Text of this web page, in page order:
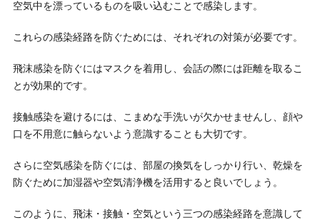
空気中を漂っているものを吸い込むことで感染します。
これらの感染経路を防ぐためには、それぞれの対策が必要です。
飛沫感染を防ぐにはマスクを着用し、会話の際には距離を取るこ
とが効果的です。
接触感染を避けるには、こまめな手洗いが欠かせませんし、顔や
口を不用意に触らないよう意識することも大切です。
さらに空気感染を防ぐには、部屋の換気をしっかり行い、乾燥を
防ぐために加湿器や空気清浄機を活用すると良いでしょう。
このように、飛沫・接触・空気という三つの感染経路を意識して